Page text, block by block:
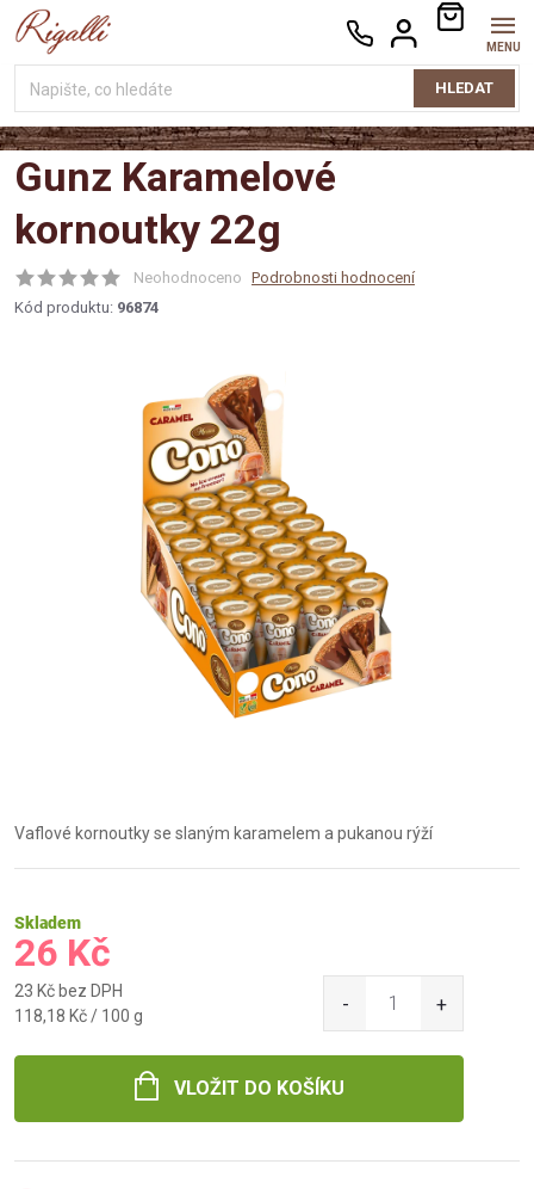
Přejít
na
HLEDAT
NÁKUPNÍ
KOŠÍK
Gunz Karamelové
kornoutky 22g
Neohodnoceno Podrobnosti hodnocení
Kód produktu: 96874
Vaflové kornoutky se slaným karamelem a pukanou rýží
Skladem
26 Kč
23 Kč bez DPH
Měrná
118,18 Kč / 100 g
VLOŽIT DO KOŠÍKU